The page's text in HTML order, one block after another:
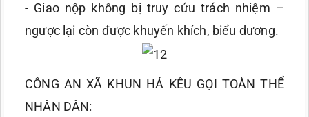
- Giao nộp không bị truy cứu trách nhiệm –
ngược lại còn được khuyến khích, biểu dương.
CÔNG AN XÃ KHUN HÁ KÊU GỌI TOÀN THỂ
NHÂN DÂN: